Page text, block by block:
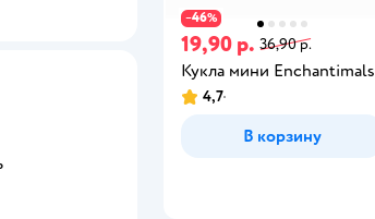
−46%
19,90 р. 36,90 р.
Кукла мини Enchantimals
4,7
В корзину